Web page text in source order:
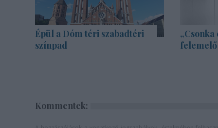
Épül a Dóm téri szabadtéri
színpad
Kommentek: